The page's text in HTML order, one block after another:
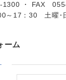
1300 ・ FAX
～17：30 土曜･
ーム